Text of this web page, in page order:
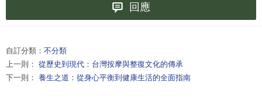
回應
自訂分類： 不分類
上一則： 從歷史到現代：台灣按摩與整復文化的傳承
下一則： 養生之道：從身心平衡到健康生活的全面指南